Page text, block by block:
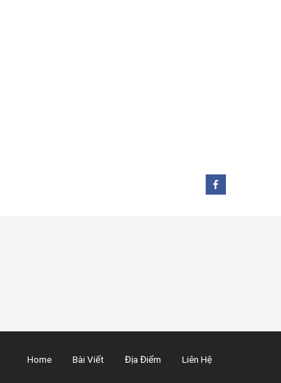
Home Bài Viết Địa Điểm Liên Hệ